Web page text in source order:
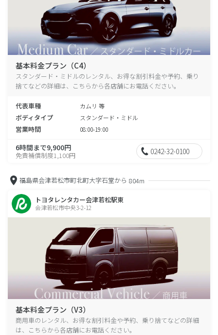
基本料金プラン（C4）
スタンダード・ミドルのレンタル、お得な割引料金や予約、乗り
捨てなどの詳細は、こちらから各店舗にお電話ください。
代表車種 カムリ 等
ボディタイプ スタンダード・ミドル
営業時間 08:00-19:00
6時間まで9,900円
免責補償制度1,100円 0242-32-0100
福島県会津若松市町北町大字石堂から 804m
トヨタレンタカー会津若松駅東
会津若松市中央3-2-12
基本料金プラン（V3）
商用車のレンタル、お得な割引料金や予約、乗り捨てなどの詳細
は、こちらから各店舗にお電話ください。